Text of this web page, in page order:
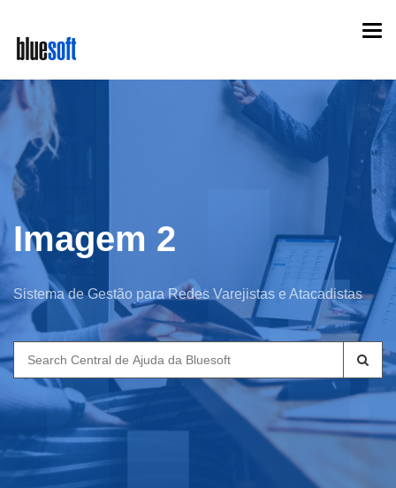
main
content
Imagem 2
Sistema de Gestão para Redes Varejistas e Atacadistas
Search
for: